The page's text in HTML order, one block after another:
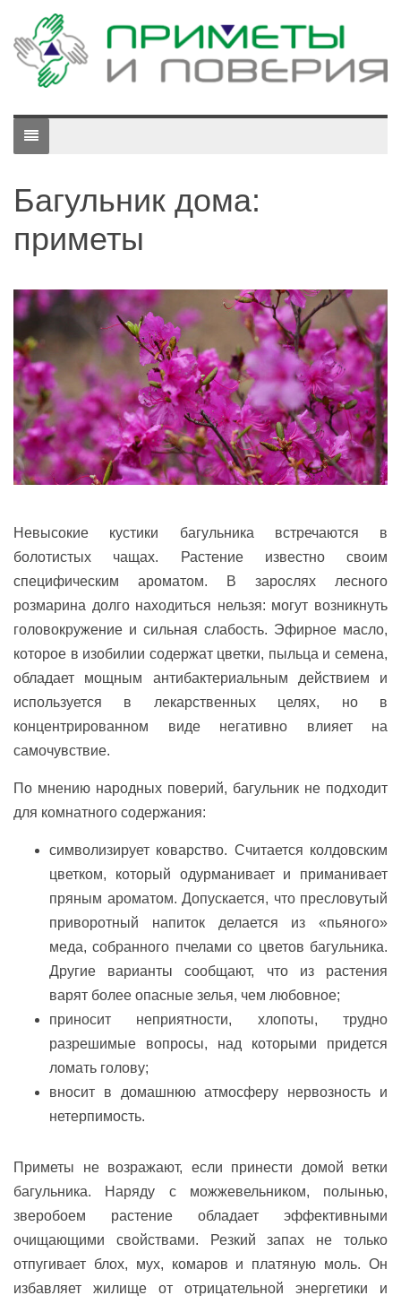
Багульник дома:
приметы
Невысокие кустики багульника встречаются в
болотистых чащах. Растение известно своим
специфическим ароматом. В зарослях лесного
розмарина долго находиться нельзя: могут возникнуть
головокружение и сильная слабость. Эфирное масло,
которое в изобилии содержат цветки, пыльца и семена,
обладает мощным антибактериальным действием и
используется в лекарственных целях, но в
концентрированном виде негативно влияет на
самочувствие.
По мнению народных поверий, багульник не подходит
для комнатного содержания:
символизирует коварство. Считается колдовским
цветком, который одурманивает и приманивает
пряным ароматом. Допускается, что пресловутый
приворотный напиток делается из «пьяного»
меда, собранного пчелами со цветов багульника.
Другие варианты сообщают, что из растения
варят более опасные зелья, чем любовное;
приносит неприятности, хлопоты, трудно
разрешимые вопросы, над которыми придется
ломать голову;
вносит в домашнюю атмосферу нервозность и
нетерпимость.
Приметы не возражают, если принести домой ветки
багульника. Наряду с можжевельником, полынью,
зверобоем растение обладает эффективными
очищающими свойствами. Резкий запах не только
отпугивает блох, мух, комаров и платяную моль. Он
избавляет жилище от отрицательной энергетики и